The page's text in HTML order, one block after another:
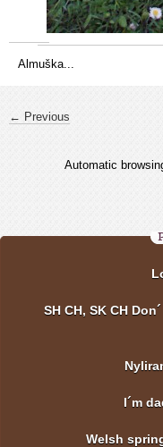
Almuška...
← Previous
Automatic
SH CH, SK CH
I´m
Welsh